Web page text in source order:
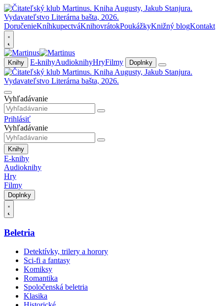
DoručenieKníhkupectváKnihovrátokPoukážkyKnižný blogKontakt
Knihy E-knihyAudioknihyHryFilmy Doplnky
Vyhľadávanie
Prihlásiť
Vyhľadávanie
Knihy
E-knihy
Audioknihy
Hry
Filmy
Doplnky
Beletria
Detektívky, trilery a horory
Sci-fi a fantasy
Komiksy
Romantika
Spoločenská beletria
Klasika